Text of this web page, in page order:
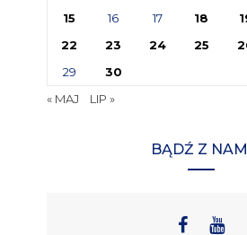
15
16 17 18
22
23 24 25
29
30
« MAJ
LIP »
BĄDŹ Z NAMI